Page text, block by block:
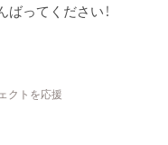
ってください！
クトを応援